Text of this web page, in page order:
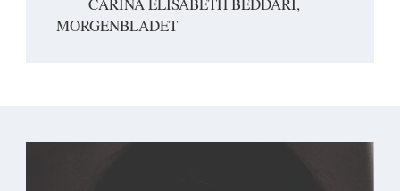
MORGENBLADET